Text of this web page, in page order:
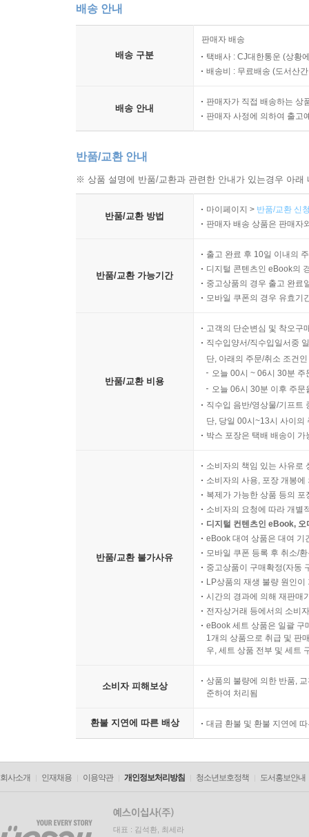
배송 안내
배송 구분
판매자 배송
택배사 : CJ대한통운 (상황
배송비 : 무료배송 (도서산
배송 안내
판매자가 직접 배송하는 상
판매자 사정에 의하여 출고
반품/교환 안내
※ 상품 설명에 반품/교환과 관련한 안내가 있는경우 아
반품/교환 방법
마이페이지 > 반품/교환 신
판매자 배송 상품은 판매자
반품/교환 가능기간
출고 완료 후 10일 이내의
디지털 콘텐츠인 eBook의
중고상품의 경우 출고 완료
모바일 쿠폰의 경우 유효기
반품/교환 비용
고객의 단순변심 및 착오구
직수입양서/직수입일서중
단, 아래의 주문/취소 조건
오늘 00시 ~ 06시 30분
오늘 06시 30분 이후 주
직수입 음반/영상물/기프트
단, 당일 00시~13시 사이의
박스 포장은 택배 배송이
반품/교환 불가사유
소비자의 책임 있는 사유로
소비자의 사용, 포장 개봉
복제가 가능한 상품 등의
소비자의 요청에 따라 개별
디지털 컨텐츠인 eBook,
eBook 대여 상품은 대여 기
모바일 쿠폰 등록 후 취소/
중고상품이 구매확정(자동
LP상품의 재생 불량 원인
시간의 경과에 의해 재판매
전자상거래 등에서의 소비
eBook 세트 상품은 일괄 구
1개의 상품으로 취급 및 판
우, 세트 상품 전부 및 세트
소비자 피해보상
상품의 불량에 의한 반품,
준하여 처리됨
환불 지연에 따른 배상 대금 환불 및 환불 지연에
회사소개 인재채용 이용약관 개인정보처리방침 청소년보호정책 도서홍보안내
대표 : 김석환, 최세라